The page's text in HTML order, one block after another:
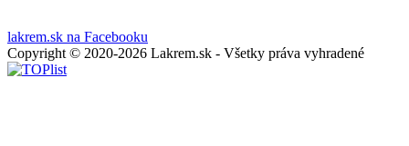
lakrem.sk na Facebooku
Copyright © 2020-2026 Lakrem.sk - Všetky práva vyhradené